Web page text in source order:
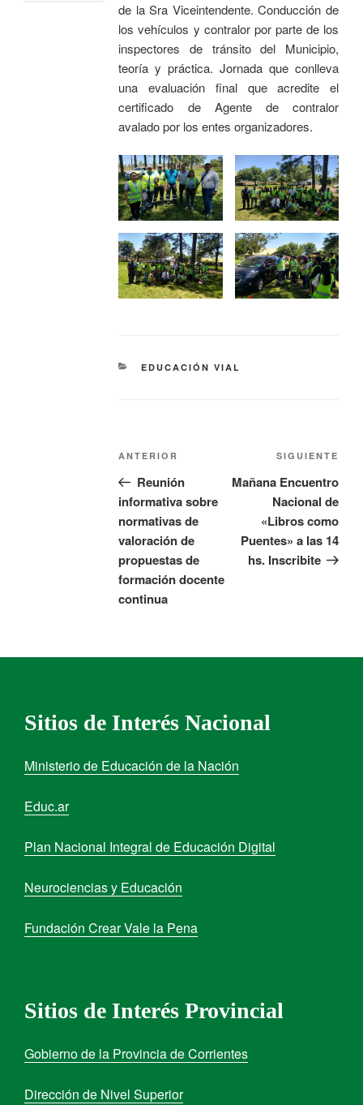
de la Sra Viceintendente. Conducción de
los vehículos y contralor por parte de los
inspectores de tránsito del Municipio,
teoría y práctica. Jornada que conlleva
una evaluación final que acredite el
certificado de Agente de contralor
avalado por los entes organizadores.
EDUCACIÓN VIAL
ANTERIOR
Reunión
informativa sobre
normativas de
valoración de
propuestas de
formación docente
continua
SIGUIENTE
Mañana Encuentro
Nacional de
«Libros como
Puentes» a las 14
hs. Inscribite
Sitios de Interés Nacional
Ministerio de Educación de la Nación
Educ.ar
Plan Nacional Integral de Educación Digital
Neurociencias y Educación
Fundación Crear Vale la Pena
Sitios de Interés Provincial
Gobierno de la Provincia de Corrientes
Dirección de Nivel Superior